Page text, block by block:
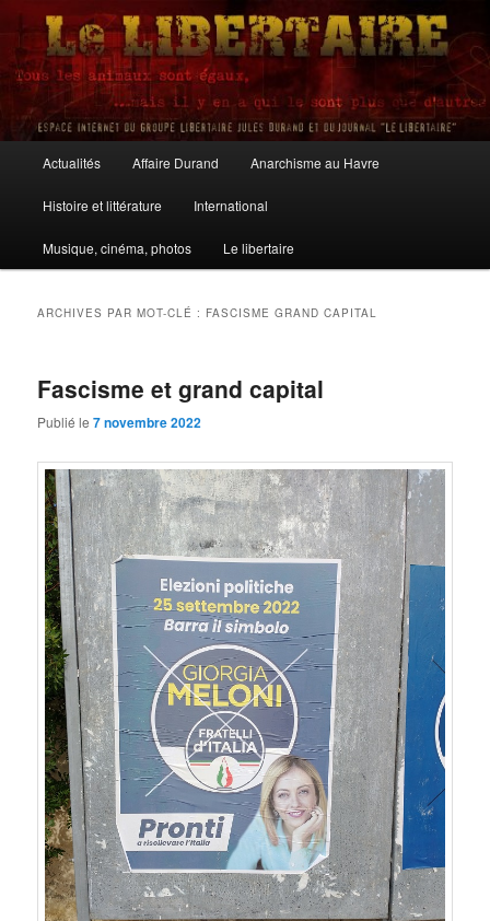
Aller
contenu
principal
Aller
contenu
secondaire
Le Libertaire
principal
Actualités Affaire Durand Anarchisme au Havre
Histoire et littérature International
Musique, cinéma, photos Le libertaire
ARCHIVES PAR MOT-CLÉ : FASCISME GRAND CAPITAL
Fascisme et grand capital
Publié le7 novembre 2022